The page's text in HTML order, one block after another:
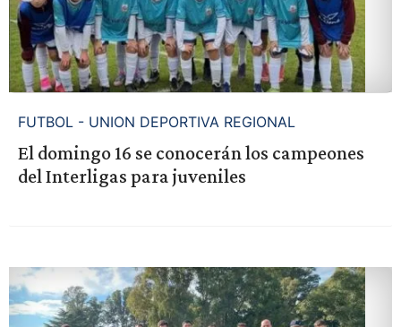
FUTBOL - UNION DEPORTIVA REGIONAL
El domingo 16 se conocerán los campeones
del Interligas para juveniles